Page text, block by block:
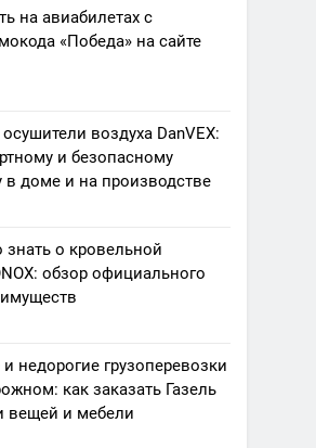
на авиабилетах с
«Победа» на сайте
воздуха DanVEX:
и безопасному
в доме и на производстве
знать о кровельной
обзор официального
недорогие грузоперевозки
как заказать Газель
вещей и мебели